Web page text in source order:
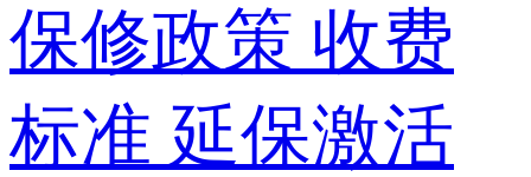
保修政策 收费
标准 延保激活